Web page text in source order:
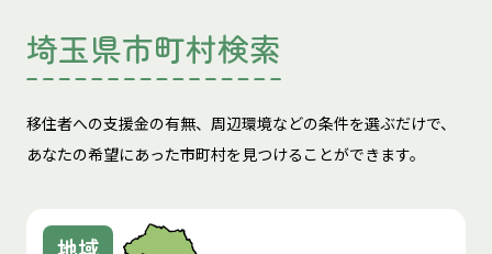
埼玉県市町村検索
移住者への支援金の有無、周辺環境などの条件を選ぶだけで、
あなたの希望にあった市町村を見つけることができます。
地域